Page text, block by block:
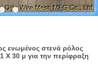
ενωμένος στενά ρόλος
X 30 μ για την περίφραξη